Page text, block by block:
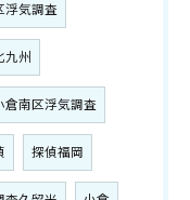
浮気調査
九州
倉南区浮気調査
探偵福岡